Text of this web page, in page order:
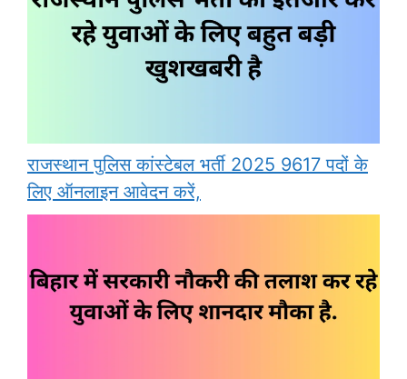
राजस्थान पुलिस कांस्टेबल भर्ती 2025 9617 पदों के
लिए ऑनलाइन आवेदन करें,